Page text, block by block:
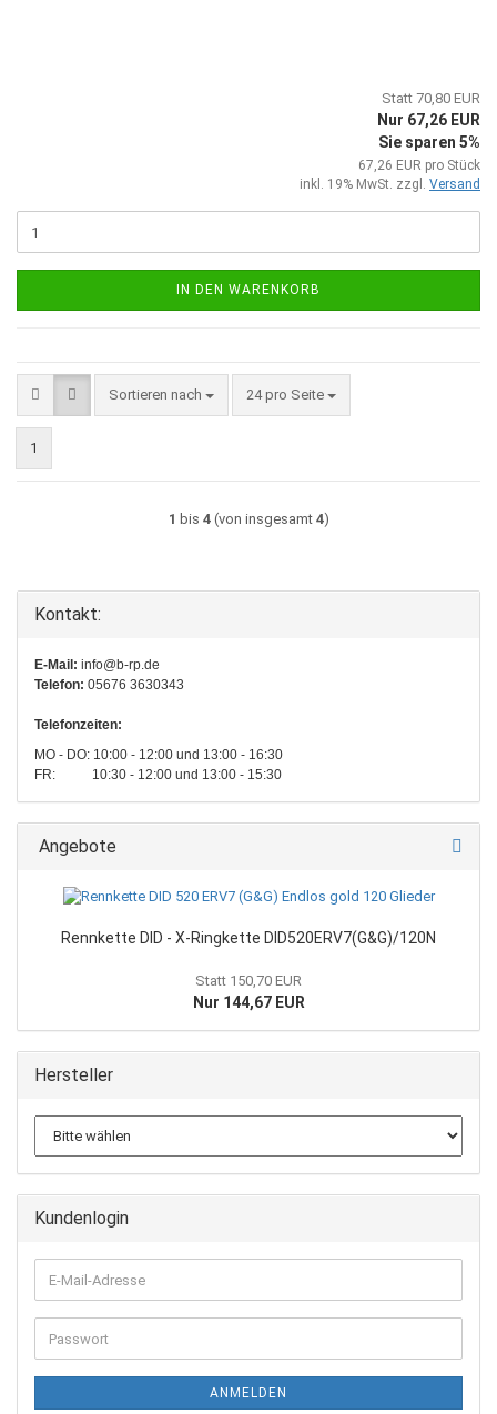
Statt 70,80 EUR
Nur 67,26 EUR
Sie sparen 5%
67,26 EUR pro Stück
inkl. 19% MwSt. zzgl. Versand
IN DEN WARENKORB
Sortieren nach
Sortieren nach 24 pro Seite
pro Seite
1
1 bis 4(von insgesamt 4)
Kontakt:
E-Mail: info@b-rp.de
Telefon: 05676 3630343
Telefonzeiten:
MO - DO: 10:00 - 12:00 und 13:00 - 16:30
FR: 10:30 - 12:00 und 13:00 - 15:30
Angebote
Rennkette DID - X-Ringkette DID520ERV7(G&G)/120N
Statt 150,70 EUR
Nur 144,67 EUR
Hersteller
Kundenlogin
E-
Mail-
Adresse
Passwort
ANMELDEN